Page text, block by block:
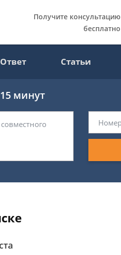
Получите консультацию
бесплатно
Статьи
минут